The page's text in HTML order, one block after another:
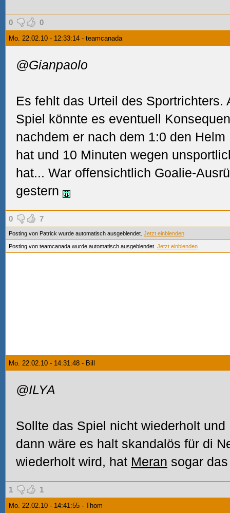
0 0
Mo. 22.02.10 - 12:33:14 - teamcanada
@Gianpaolo
Es fehlt das Urteil des Sportrichters.
Spiel könnte es eventuell
nachdem er nach dem 1:0 den
hat und 10 Minuten wegen
hat... War offensichtlich Goalie-
gestern
0 7
Posting von Patrick wurde automatisch ausgeblendet. Jetzt einblenden
Posting von teamcanada wurde automatisch ausgeblendet. Jetzt einblenden
Mo. 22.02.10 - 14:31:48 - Bill
@ILYA
Sollte das Spiel nicht wiederholt
dann wäre es halt skandalös für di
wiederholt wird, hat Meran sogar
1 1
Mo. 22.02.10 - 14:41:55 - Thom